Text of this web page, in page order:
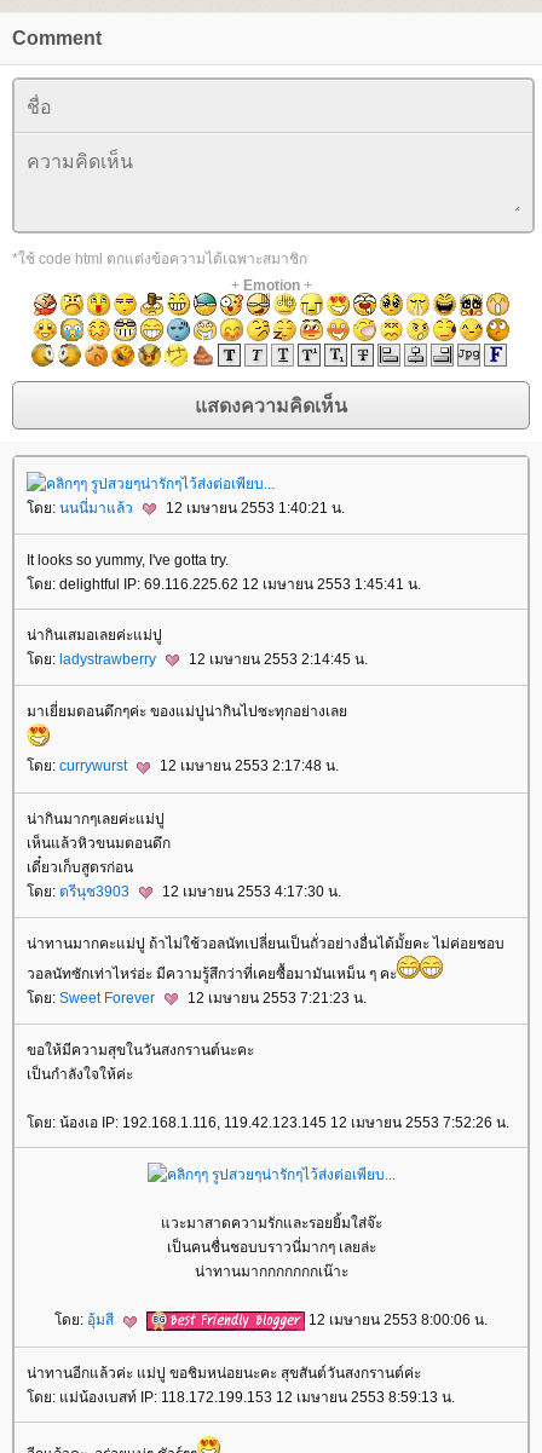
Comment
*ใช้ code html ตกแต่งข้อความได้เฉพาะสมาชิก
+ Emotion+
ดย: นนนี่มาแล้ว 12 เมษายน 2553 1:40:21 น.
It looks so yummy, I've gotta try.
ดย: delightful IP: 69.116.225.62 12 เมษายน 2553 1:45:41 น.
น่ากินเสมอเลยค่ะแม่ปู
ดย: ladystrawberry 12 เมษายน 2553 2:14:45 น.
มาเยี่ยมตอนดึกๆค่ะ ของแม่ปูน่ากินไปซะทุกอย่างเล
ดย: currywurst 12 เมษายน 2553 2:17:48 น.
น่ากินมากๆเลยค่ะแม่ปู
เห็นแล้วหิวขนมตอนดึก
เดี๋ยวเก็บสูตรก่อน
ดย: ตรีนุช3903 12 เมษายน 2553 4:17:30 น.
น่าทานมากคะแม่ปู ถ้าไม่ใช้วอลนัทเปลี่ยนเป็นถั่วอย่างอื่นได้มั้ยคะ ไม่ค่อยชอบ
วอลนัทซักเท่าไหร่อ่ะ มีความรู้สึกว่าที่เคยซื้อมามันเหม็น ๆ คะ
ดย: Sweet Forever 12 เมษายน 2553 7:21:23 น.
ขอให้มีความสุขในวันสงกรานต์นะคะ
เป็นกำลังใจให้ค่ะ
ดย: น้องเอ IP: 192.168.1.116, 119.42.123.145 12 เมษายน 2553 7:52:26 น.
วะมาสาดความรักและรอยยิ้มใส่จ๊ะ
เป็นคนชื่นชอบบราวนี่มากๆ เลยล่ะ
น่าทานมากกกกกกกเน๊าะ
ดย: อุ้มสี 12 เมษายน 2553 8:00:06 น.
น่าทานอีกแล้วค่ะ แม่ปู ขอชิมหน่อยนะคะ สุขสันต์วันสงกรานต์ค่ะ
ดย: แม่น้องเบสท์ IP: 118.172.199.153 12 เมษายน 2553 8:59:13 น.